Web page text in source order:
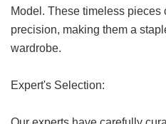
Model. These timeless
precision, making them a
wardrobe.
Expert's Selection: